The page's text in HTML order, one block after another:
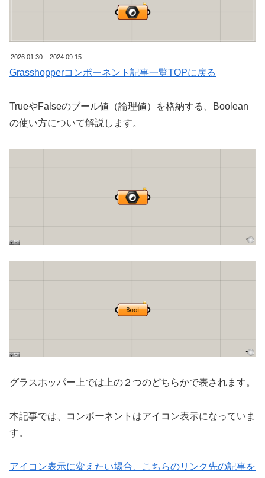
2026.01.30 2024.09.15
Grasshopperコンポーネント記事一覧TOPに戻る
TrueやFalseのブール値（論理値）を格納する、Boolean
の使い方について解説します。
グラスホッパー上では上の２つのどちらかで表されます。
本記事では、コンポーネントはアイコン表示になっていま
す。
アイコン表示に変えたい場合、こちらのリンク先の記事を